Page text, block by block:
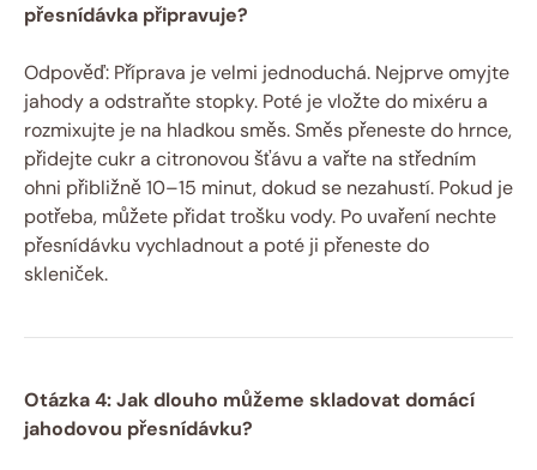
přesnídávka připravuje?
Odpověď: Příprava je velmi jednoduchá. Nejprve omyjte
jahody a odstraňte stopky. Poté je vložte do mixéru a
rozmixujte je na hladkou směs. Směs přeneste do hrnce,
přidejte cukr a citronovou šťávu a vařte na středním
ohni přibližně 10–15 minut, dokud se nezahustí. Pokud je
potřeba, můžete přidat trošku vody. Po uvaření nechte
přesnídávku vychladnout a poté ji přeneste do
skleniček.
Otázka 4: Jak dlouho můžeme skladovat domácí
jahodovou přesnídávku?